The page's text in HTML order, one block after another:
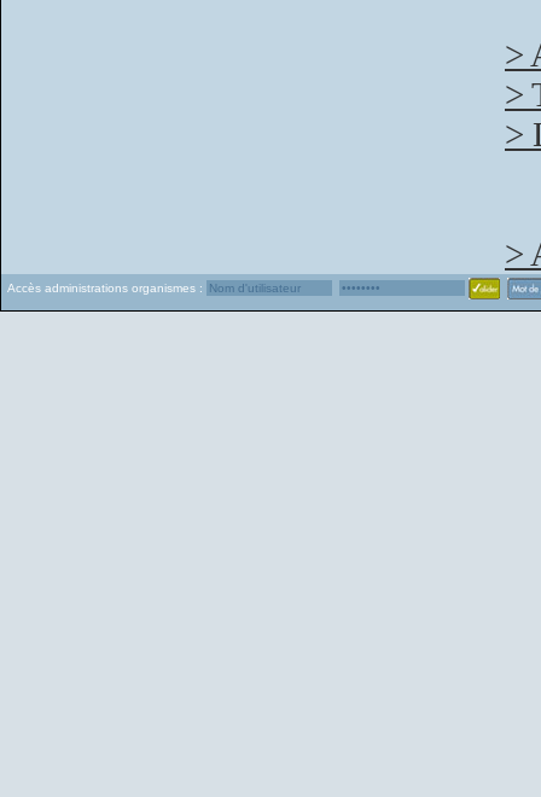
>
>
>
>
Accès administrations organismes :